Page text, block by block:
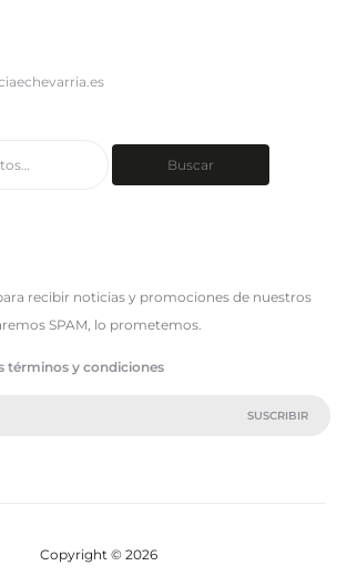
Buscar
recibir noticias y promociones de nuestros
SPAM, lo prometemos.
términos y condiciones
Copyright © 2026